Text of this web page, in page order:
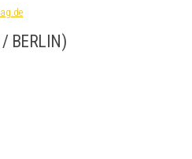
/ BERLIN)